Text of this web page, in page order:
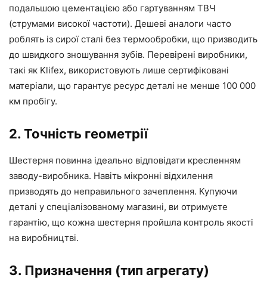
подальшою цементацією або гартуванням ТВЧ
(струмами високої частоти). Дешеві аналоги часто
роблять із сирої сталі без термообробки, що призводить
до швидкого зношування зубів. Перевірені виробники,
такі як Klifex, використовують лише сертифіковані
матеріали, що гарантує ресурс деталі не менше 100 000
км пробігу.
2. Точність геометрії
Шестерня повинна ідеально відповідати кресленням
заводу-виробника. Навіть мікронні відхилення
призводять до неправильного зачеплення. Купуючи
деталі у спеціалізованому магазині, ви отримуєте
гарантію, що кожна шестерня пройшла контроль якості
на виробництві.
3. Призначення (тип агрегату)